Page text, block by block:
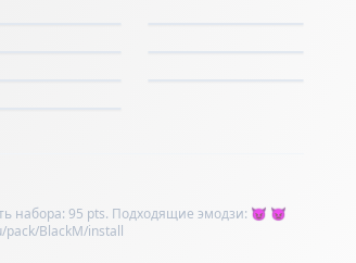
набора: 95 pts. Подходящие эмодзи: 😈 👿
BlackM/install